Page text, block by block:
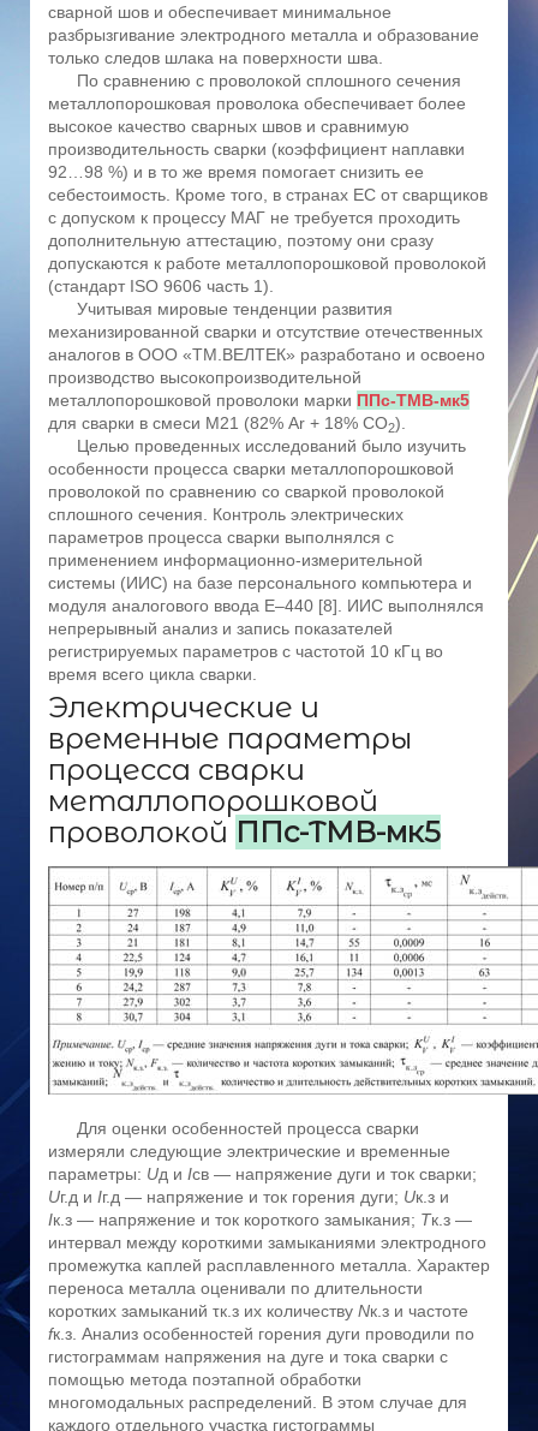
сварной шов и обеспечивает минимальное
разбрызгивание электродного металла и образование
только следов шлака на поверхности шва.
По сравнению с проволокой сплошного сечения
металлопорошковая проволока обеспечивает более
высокое качество сварных швов и сравнимую
производительность сварки (коэффициент наплавки
92…98 %) и в то же время помогает снизить ее
себестоимость. Кроме того, в странах ЕС от сварщиков
с допуском к процессу МАГ не требуется проходить
дополнительную аттестацию, поэтому они сразу
допускаются к работе металлопорошковой проволокой
(стандарт ISO 9606 часть 1).
Учитывая мировые тенденции развития
механизированной сварки и отсутствие отечественных
аналогов в ООО «ТМ.ВЕЛТЕК» разработано и освоено
производство высокопроизводительной
металлопорошковой проволоки марки ППс-ТМВ-мк5
для сварки в смеси М21 (82% Ar + 18% CO2).
Целью проведенных исследований было изучить
особенности процесса сварки металлопорошковой
проволокой по сравнению со сваркой проволокой
сплошного сечения. Контроль электрических
параметров процесса сварки выполнялся с
применением информационно-измерительной
системы (ИИС) на базе персонального компьютера и
модуля аналогового ввода Е–440 [8]. ИИС выполнялся
непрерывный анализ и запись показателей
регистрируемых параметров с частотой 10 кГц во
время всего цикла сварки.
Электрические и
временные параметры
процесса сварки
металлопорошковой
проволокой ППс-ТМВ-мк5
Для оценки особенностей процесса сварки
измеряли следующие электрические и временные
параметры: Uд и Iсв — напряжение дуги и ток сварки;
Uг.д и Iг.д — напряжение и ток горения дуги; Uк.з и
Iк.з — напряжение и ток короткого замыкания; Tк.з —
интервал между короткими замыканиями электродного
промежутка каплей расплавленного металла. Характер
переноса металла оценивали по длительности
коротких замыканий τк.з их количеству Nк.з и частоте
fк.з. Анализ особенностей горения дуги проводили по
гистограммам напряжения на дуге и тока сварки с
помощью метода поэтапной обработки
многомодальных распределений. В этом случае для
каждого отдельного участка гистограммы